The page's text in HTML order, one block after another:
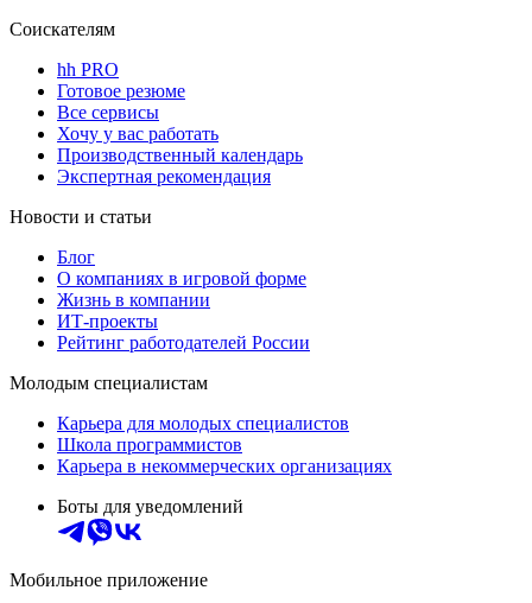
Соискателям
hh PRO
Готовое резюме
Все сервисы
Хочу у вас работать
Производственный календарь
Экспертная рекомендация
Новости и статьи
Блог
О компаниях в игровой форме
Жизнь в компании
ИТ-проекты
Рейтинг работодателей России
Молодым специалистам
Карьера для молодых специалистов
Школа программистов
Карьера в некоммерческих организациях
Боты для уведомлений
Мобильное приложение